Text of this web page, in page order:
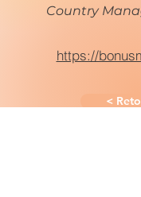
Country
https://
<